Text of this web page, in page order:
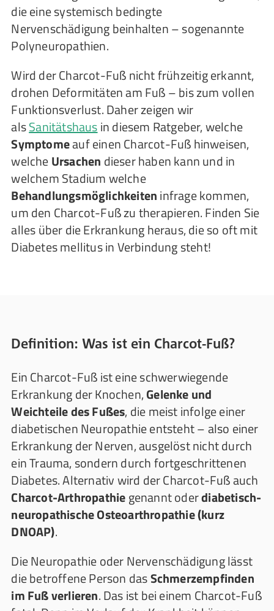
die eine systemisch bedingte
Nervenschädigung beinhalten – sogenannte
Polyneuropathien.
Wird der Charcot-Fuß nicht frühzeitig erkannt,
drohen Deformitäten am Fuß – bis zum vollen
Funktionsverlust. Daher zeigen wir
alsSanitätshausin diesem Ratgeber, welche
Symptomeauf einen Charcot-Fuß hinweisen,
welcheUrsachen dieser haben kann und in
welchem Stadium welche
Behandlungsmöglichkeiteninfrage kommen,
um den Charcot-Fuß zu therapieren. Finden Sie
alles über die Erkrankung heraus, die so oft mit
Diabetes mellitus in Verbindung steht!
Definition: Was ist ein Charcot-Fuß?
Ein Charcot-Fuß ist eine schwerwiegende
Erkrankung der Knochen,Gelenke und
Weichteile des Fußes, die meist infolge einer
diabetischen Neuropathie entsteht – also einer
Erkrankung der Nerven, ausgelöst nicht durch
ein Trauma, sondern durch fortgeschrittenen
Diabetes. Alternativ wird der Charcot-Fuß auch
Charcot-Arthropathiegenannt oderdiabetisch-
neuropathische Osteoarthropathie (kurz
DNOAP).
Die Neuropathie oder Nervenschädigung lässt
die betroffene Person dasSchmerzempfinden
im Fuß verlieren. Das ist bei einem Charcot-Fuß